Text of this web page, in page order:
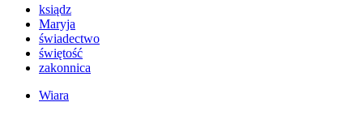
ksiądz
Maryja
świadectwo
świętość
zakonnica
Wiara